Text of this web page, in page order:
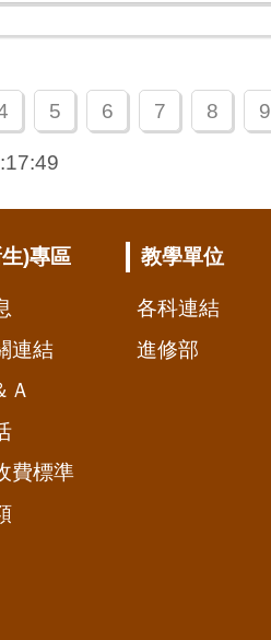
5 6 7 8 9
)專區
連結
Ａ
費標準
教學單位
各科連結
進修部